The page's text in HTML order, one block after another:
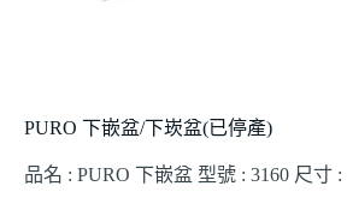
PURO 下嵌盆/下崁盆(已停產)
品名 : PURO 下嵌盆 型號 : 3160 尺寸